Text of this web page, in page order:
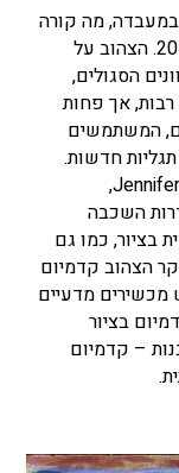
במעבדה, מה קורה
לציורים מסוף המאה ה-19 ותחילת המאה ה-20. הצהוב על
הסגולים,
רבות, אך פחות
המשתמשים
חדשות.
אחת החוקרות הבולטות בתחום, היא Jennifer Mass,
השכבה
בציור, כמו גם
הצהוב קדמיום
מדעיים
בציור
– קדמיום